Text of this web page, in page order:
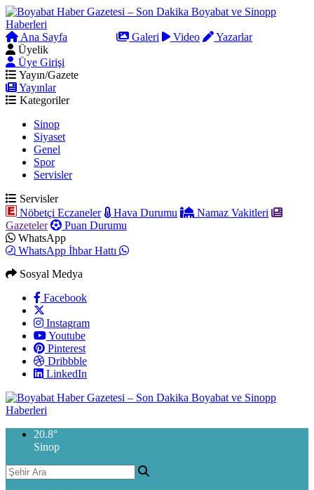
Ana Sayfa Galeri Video
Yazarlar
Üyelik
Üye Girişi
Yayın/Gazete
Yayınlar
Kategoriler
Sinop
Siyaset
Genel
Spor
Servisler
Servisler
Nöbetçi Eczaneler
Hava Durumu
Namaz Vakitleri
Gazeteler
Puan Durumu
WhatsApp
WhatsApp İhbar Hattı
Sosyal Medya
Facebook
Instagram
Youtube
Pinterest
Dribbble
LinkedIn
20.8°
Sinop